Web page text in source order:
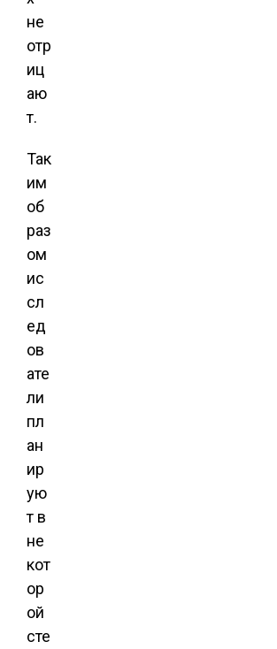
не
отр
иц
аю
т.
Так
им
об
раз
ом
ис
сл
ед
ов
ате
ли
пл
ан
ир
ую
т в
не
кот
ор
ой
сте